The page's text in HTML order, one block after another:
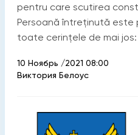
pentru care scutirea
Persoană întreţinută
toate cerinţele de mai jos:
10 Ноябрь /2021 08:00
Виктория Белоус